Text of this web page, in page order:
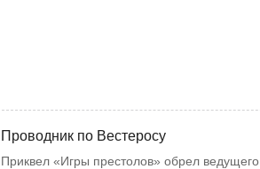
Проводник по Вестеросу
Приквел «Игры престолов» обрел ведущего